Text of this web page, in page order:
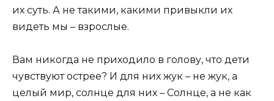
их суть. А не такими, какими привыкли их
видеть мы – взрослые.
Вам никогда не приходило в голову, что дети
чувствуют острее? И для них жук – не жук, а
целый мир, солнце для них – Солнце, а не как